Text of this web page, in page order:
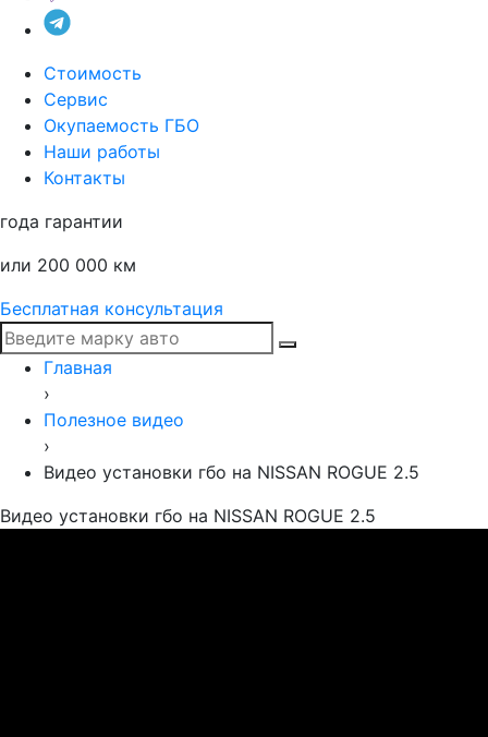
Стоимость
Сервис
Окупаемость ГБО
Наши работы
Контакты
года гарантии
или 200 000 км
Бесплатная консультация
Главная
›
Полезное видео
›
Видео установки гбо на NISSAN ROGUE 2.5
Видео установки гбо на NISSAN ROGUE 2.5